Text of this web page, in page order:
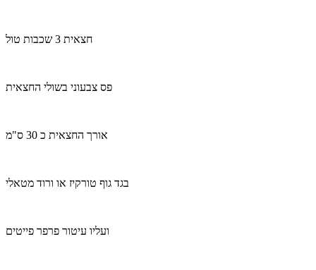
פס צבעוני בשולי החצאית
אורך החצאית כ 30 ס"מ
בגד גוף טורקיז או ורוד מטאלי
ועליו עיטור פרפר פייטים